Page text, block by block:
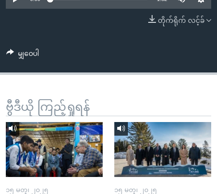
ရှာဖွေ
နေရာ
သို့
ကျော်
ရန်
တိုက်ရိုက် လင့်ခ်
မျှဝေပါ
ဗွီဒီယို ကြည့်ရှုရန်
၁၅ မတ္၊ ၂၀၂၅ ၁၅ မတ္၊ ၂၀၂၅